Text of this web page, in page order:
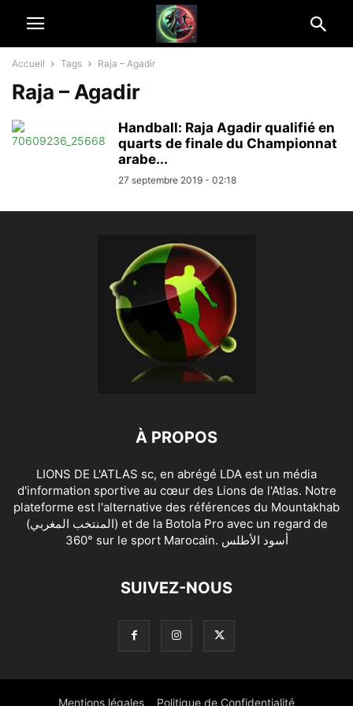
Accueil Tags Raja – Agadir
Raja – Agadir
Handball: Raja Agadir qualifié en
quarts de finale du Championnat
arabe...
27 septembre 2019 - 02:18
À PROPOS
LIONS DE L'ATLAS sc, en abrégé LDA est un média
d'information sportive au cœur des Lions de l'Atlas. Notre
plateforme est l'alternative des références du Mountakhab
(المنتخب المغربي) et de la Botola Pro avec un regard de
360° sur le sport Marocain. أسود الأطلس
SUIVEZ-NOUS
Mentions légales Politique de Confidentialité